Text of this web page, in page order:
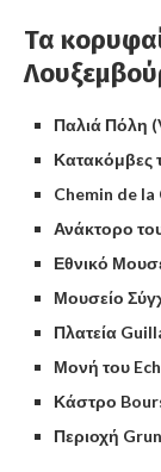
Τα
Παλιά Πόλη
Κατακόμβες
Chemin de
Ανάκτορο
Εθνικό
Μουσείο
Πλατεία
Μονή του
Κάστρο
Περιοχή